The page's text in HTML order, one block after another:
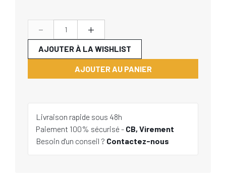
- +
AJOUTER AU PANIER
AJOUTER À LA WISHLIST
Livraison rapide sous 48h
Paiement 100% sécurisé - CB, Virement
Besoin d'un conseil ? Contactez-nous